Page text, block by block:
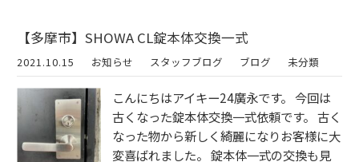
【多摩市】SHOWA CL錠本体交換一式
2021.10.15 お知らせ スタッフブログ ブログ 未分類
こんにちはアイキー24廣永です。 今回は
古くなった錠本体交換一式依頼です。 古く
なった物から新しく綺麗になりお客様に大
変喜ばれました。 錠本体一式の交換も見